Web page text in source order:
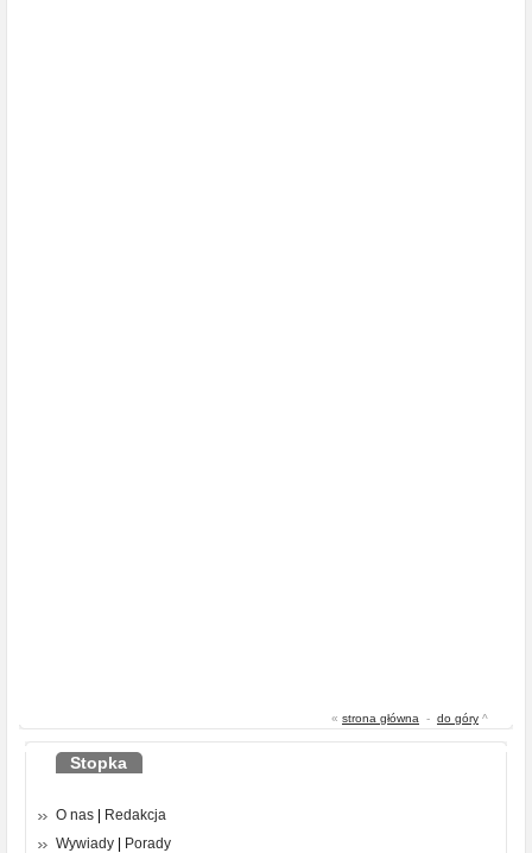
« strona główna - do góry ^
Stopka
O nas
Redakcja
Wywiady
Porady